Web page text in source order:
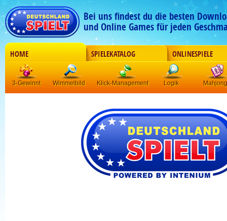
Bei uns findest du die besten
und Online Games für jeden
HOME SPIELEKATALOG ONLINESPIELE
3-Gewinnt Wimmelbild Klick-Management Logik Mahjong